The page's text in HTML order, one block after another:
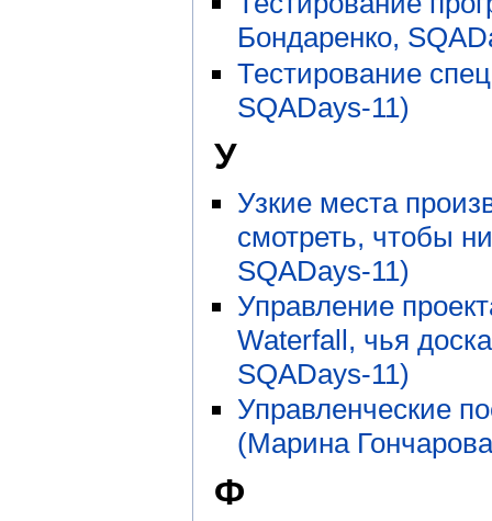
Бондаренко,
Тестирование
SQADays-11)
У
Узкие места
смотреть, чтобы
SQADays-11)
Управление
Waterfall, чья
SQADays-11)
Управленческие
(Марина
Ф